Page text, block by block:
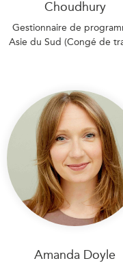
Choudhury
Gestionnaire de
Asie du Sud (Congé de
Amanda Doyle